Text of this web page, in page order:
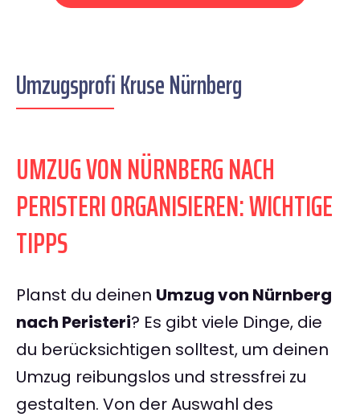
Umzugsprofi Kruse Nürnberg
UMZUG VON NÜRNBERG NACH
PERISTERI ORGANISIEREN: WICHTIGE
TIPPS
Planst du deinen Umzug von Nürnberg
nach Peristeri? Es gibt viele Dinge, die
du berücksichtigen solltest, um deinen
Umzug reibungslos und stressfrei zu
gestalten. Von der Auswahl des